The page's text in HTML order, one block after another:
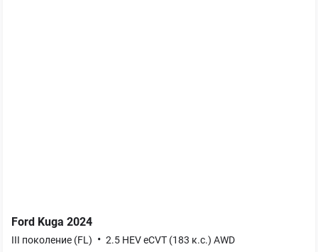
Ford Kuga 2024
III поколение (FL) • 2.5 HEV eCVT (183 к.с.) AWD